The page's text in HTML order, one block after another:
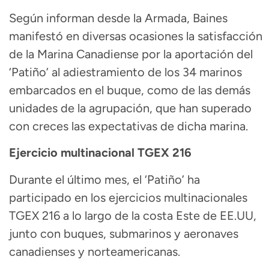
Según informan desde la Armada, Baines
manifestó en diversas ocasiones la satisfacción
de la Marina Canadiense por la aportación del
‘Patiño’ al adiestramiento de los 34 marinos
embarcados en el buque, como de las demás
unidades de la agrupación, que han superado
con creces las expectativas de dicha marina.
Ejercicio multinacional TGEX 216
Durante el último mes, el ‘Patiño’ ha
participado en los ejercicios multinacionales
TGEX 216 a lo largo de la costa Este de EE.UU,
junto con buques, submarinos y aeronaves
canadienses y norteamericanas.